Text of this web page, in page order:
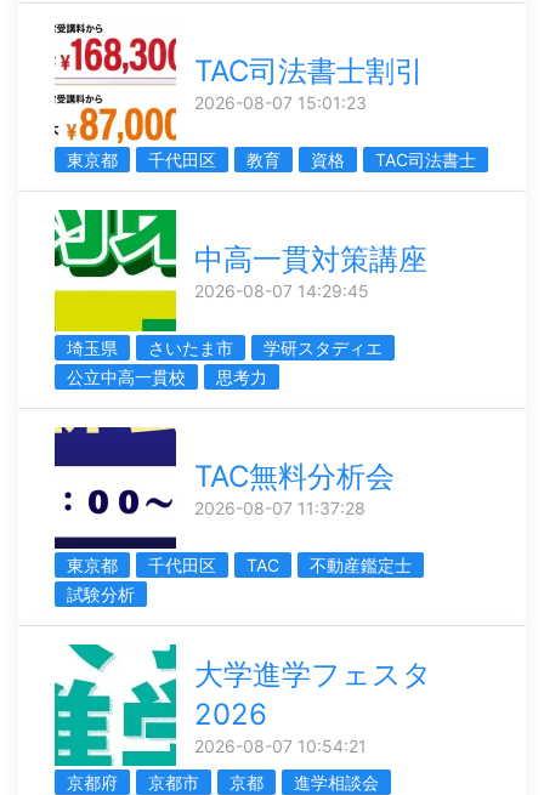
TAC司法書士割引
2026-08-07 15:01:23
東京都 千代田区 教育 資格 TAC司法書士
中高一貫対策講座
2026-08-07 14:29:45
埼玉県 さいたま市
学研スタディエ
公立中高一貫校
思考力
TAC無料分析会
2026-08-07 11:37:28
東京都 千代田区 TAC
不動産鑑定士
試験分析
大学進学フェスタ
2026
2026-08-07 10:54:21
京都府
京都市 京都
進学相談会